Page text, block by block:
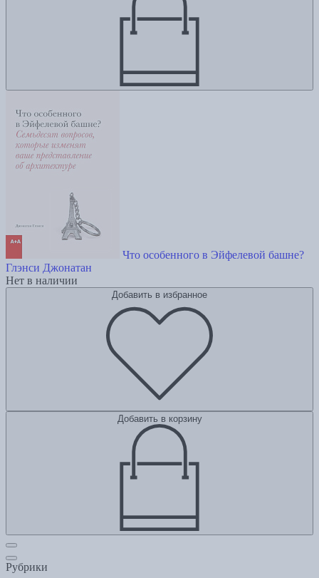
Что особенного в Эйфелевой башне?
Глэнси Джонатан
Нет в наличии
Добавить в избранное
Добавить в корзину
Рубрики